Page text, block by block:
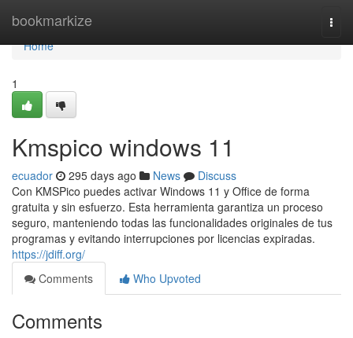
bookmarkize
Home
Home
1
Kmspico windows 11
ecuador 295 days ago News
Discuss
Con KMSPico puedes activar Windows 11 y Office de forma
gratuita y sin esfuerzo. Esta herramienta garantiza un proceso
seguro, manteniendo todas las funcionalidades originales de tus
programas y evitando interrupciones por licencias expiradas.
https://jdiff.org/
Comments
Who Upvoted
Comments